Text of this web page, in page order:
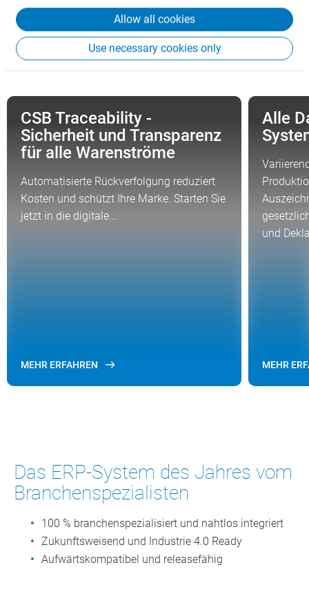
Allow all cookies
Use necessary cookies only
Erfahren Sie mehr über Vorteile
der CSB Software
FOKUSTHEMA
CSB Traceability -
Sicherheit und Transparenz
für alle Warenströme
Automatisierte Rückverfolgung reduziert
Kosten und schützt Ihre Marke. Starten Sie
jetzt in die digitale…
MEHR ERFAHREN
Alle
und
MEHR
Das ERP-System des Jahres vom
Branchenspezialisten
100 % branchenspezialisiert und nahtlos integriert
Zukunftsweisend und Industrie 4.0 Ready
Aufwärtskompatibel und releasefähig